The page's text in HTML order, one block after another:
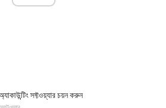
সফ্টওয়্যার চয়ন করুন